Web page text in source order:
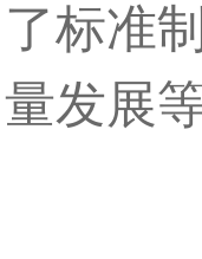
了标准
量发展